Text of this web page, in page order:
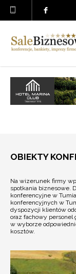
OBIEKTY
Na wizerunek firmy
spotkania biznesowe.
konferencyjne w
konferencyjnych w
dyspozycji klientów
oraz fachowy personel
w wyborze
kosztów.